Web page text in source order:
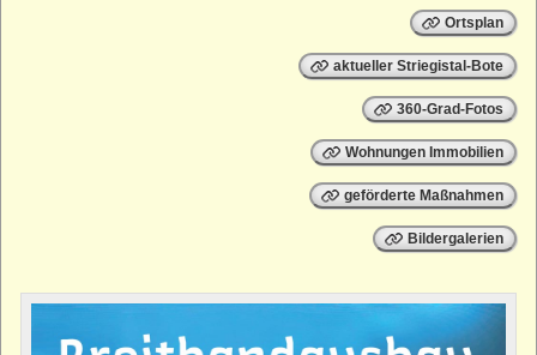
Ortsplan
aktueller Striegistal-Bote
360-Grad-Fotos
Wohnungen Immobilien
geförderte Maßnahmen
Bildergalerien